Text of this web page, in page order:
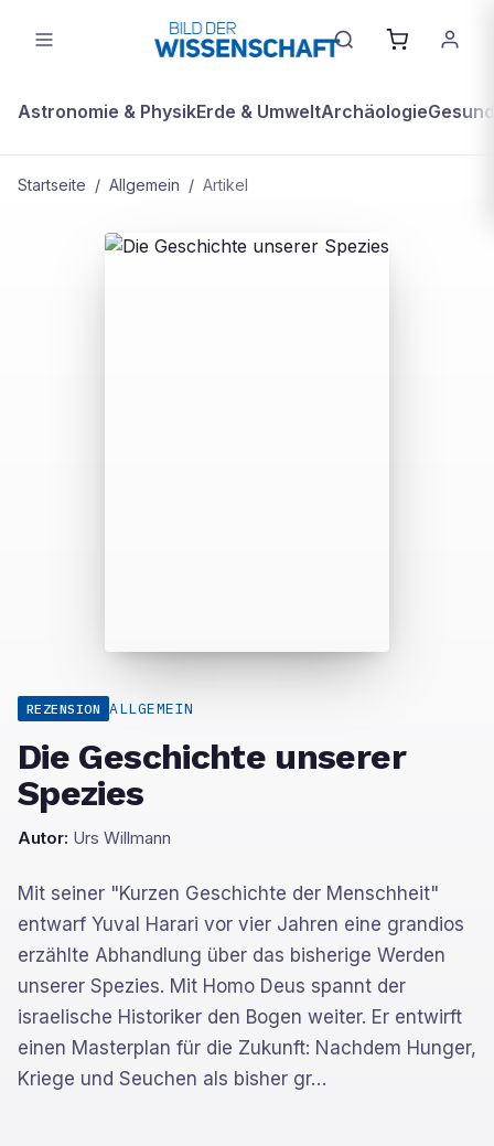
Astronomie & PhysikErde & UmweltArchäologie
Startseite / Allgemein / Artikel
REZENSION ALLGEMEIN
Die Geschichte unserer
Spezies
Autor: Urs Willmann
Mit seiner "Kurzen Geschichte der Menschheit"
entwarf Yuval Harari vor vier Jahren eine grandios
erzählte Abhandlung über das bisherige Werden
unserer Spezies. Mit Homo Deus spannt der
israelische Historiker den Bogen weiter. Er entwirft
einen Masterplan für die Zukunft: Nachdem Hunger,
Kriege und Seuchen als bisher gr…